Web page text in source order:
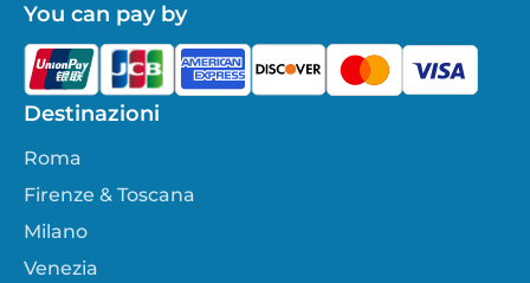
Destinazioni
Roma
Firenze & Toscana
Milano
Venezia
You can pay by